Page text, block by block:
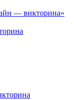
— викторина»